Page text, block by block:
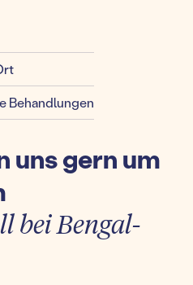
Behandlungen
uns gern um
bei Bengal-